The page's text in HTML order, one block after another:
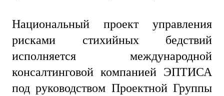
Национальный проект управления
рисками стихийных бедствий
исполняется международной
консалтинговой компанией ЭПТИСА
под руководством Проектной Группы